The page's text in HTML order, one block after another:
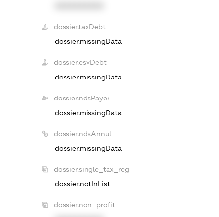
dossier.taxDebt
dossier.missingData
dossier.esvDebt
dossier.missingData
dossier.ndsPayer
dossier.missingData
dossier.ndsAnnul
dossier.missingData
dossier.single_tax_reg
dossier.notInList
dossier.non_profit